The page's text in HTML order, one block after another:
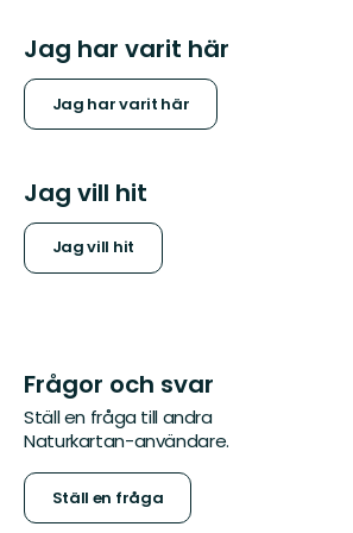
Jag har varit här
Jag har varit här
Jag vill hit
Jag vill hit
Frågor och svar
Ställ en fråga till andra
Naturkartan-användare.
Ställ en fråga